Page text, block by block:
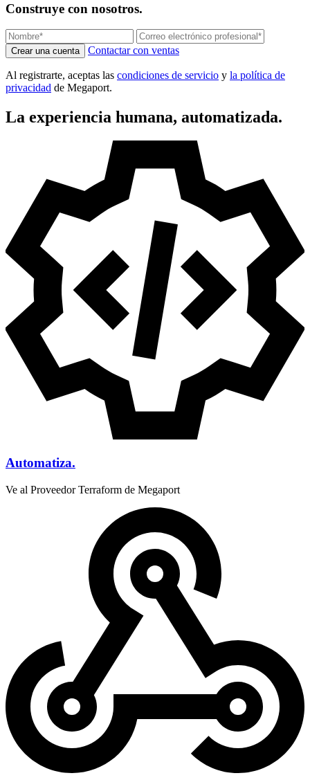
Construye con nosotros.
Crear una cuenta Contactar con ventas
Al registrarte, aceptas las condiciones de servicio y la política de
privacidad de Megaport.
La experiencia humana, automatizada.
Automatiza.
Ve al Proveedor Terraform de Megaport